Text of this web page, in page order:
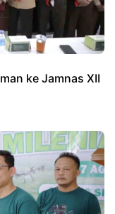
ke Jamnas XII